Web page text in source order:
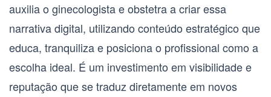
auxilia o ginecologista e obstetraa criar essa
narrativa digital, utilizando conteúdo estratégico que
educa, tranquiliza e posiciona o profissional como a
escolha ideal. É um investimento em visibilidade e
reputação que se traduz diretamente em novos